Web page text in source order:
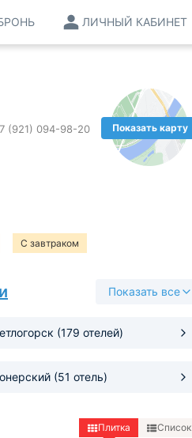
ЛИЧНЫЙ КАБИНЕТ
Показать карту
(921) 094-98-20
С завтраком
Показать все
(179 отелей)
(51 отель)
Плитка Список